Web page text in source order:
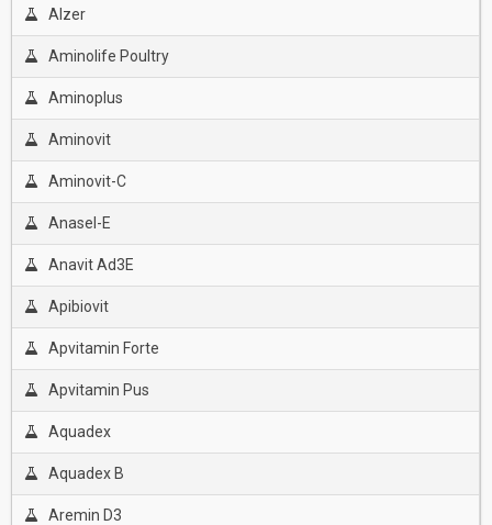
Alzer
Aminolife Poultry
Aminoplus
Aminovit
Aminovit-C
Anasel-E
Anavit Ad3E
Apibiovit
Apvitamin Forte
Apvitamin Pus
Aquadex
Aquadex B
Aremin D3